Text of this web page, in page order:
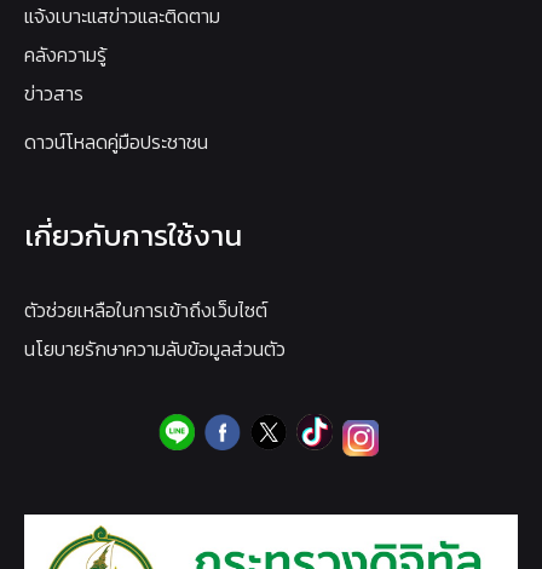
แจ้งเบาะแสข่าวและติดตาม
คลังความรู้
ข่าวสาร
ดาวน์โหลดคู่มือประชาชน
เกี่ยวกับการใช้งาน
ตัวช่วยเหลือในการเข้าถึงเว็บไซต์
นโยบายรักษาความลับข้อมูลส่วนตัว